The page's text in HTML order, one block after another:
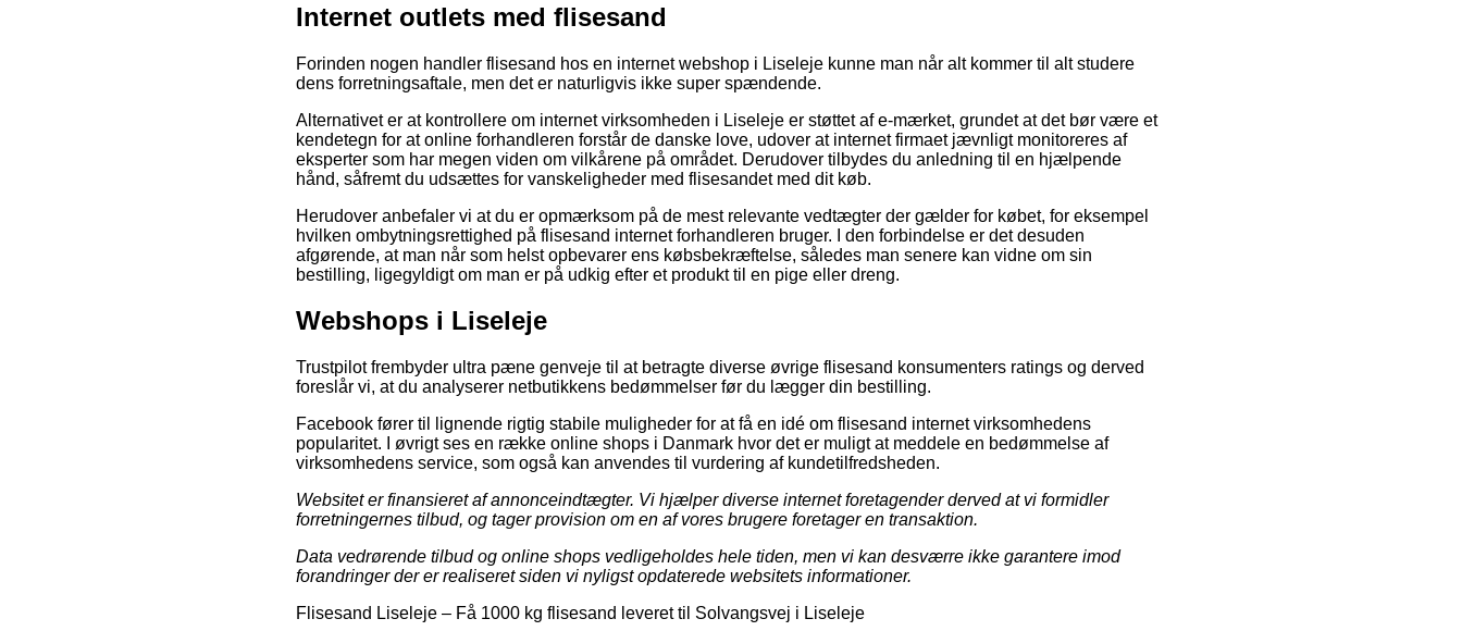
Internet outlets med flisesand
Forinden nogen handler flisesand hos en internet webshop i Liseleje kunne man når alt kommer til alt studere
dens forretningsaftale, men det er naturligvis ikke super spændende.
Alternativet er at kontrollere om internet virksomheden i Liseleje er støttet af e-mærket, grundet at det bør være et
kendetegn for at online forhandleren forstår de danske love, udover at internet firmaet jævnligt monitoreres af
eksperter som har megen viden om vilkårene på området. Derudover tilbydes du anledning til en hjælpende
hånd, såfremt du udsættes for vanskeligheder med flisesandet med dit køb.
Herudover anbefaler vi at du er opmærksom på de mest relevante vedtægter der gælder for købet, for eksempel
hvilken ombytningsrettighed på flisesand internet forhandleren bruger. I den forbindelse er det desuden
afgørende, at man når som helst opbevarer ens købsbekræftelse, således man senere kan vidne om sin
bestilling, ligegyldigt om man er på udkig efter et produkt til en pige eller dreng.
Webshops i Liseleje
Trustpilot frembyder ultra pæne genveje til at betragte diverse øvrige flisesand konsumenters ratings og derved
foreslår vi, at du analyserer netbutikkens bedømmelser før du lægger din bestilling.
Facebook fører til lignende rigtig stabile muligheder for at få en idé om flisesand internet virksomhedens
popularitet. I øvrigt ses en række online shops i Danmark hvor det er muligt at meddele en bedømmelse af
virksomhedens service, som også kan anvendes til vurdering af kundetilfredsheden.
Websitet er finansieret af annonceindtægter. Vi hjælper diverse internet foretagender derved at vi formidler
forretningernes tilbud, og tager provision om en af vores brugere foretager en transaktion.
Data vedrørende tilbud og online shops vedligeholdes hele tiden, men vi kan desværre ikke garantere imod
forandringer der er realiseret siden vi nyligst opdaterede websitets informationer.
Flisesand Liseleje – Få 1000 kg flisesand leveret til Solvangsvej i Liseleje